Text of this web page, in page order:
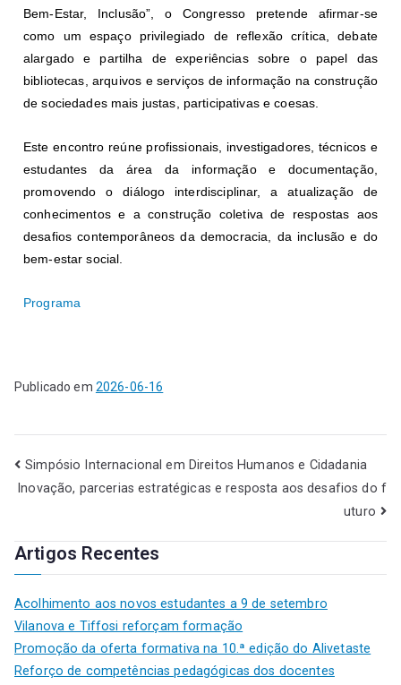
Bem-Estar, Inclusão”, o Congresso pretende afirmar-se
como um espaço privilegiado de reflexão crítica, debate
alargado e partilha de experiências sobre o papel das
bibliotecas, arquivos e serviços de informação na construção
de sociedades mais justas, participativas e coesas.
Este encontro reúne profissionais, investigadores, técnicos e
estudantes da área da informação e documentação,
promovendo o diálogo interdisciplinar, a atualização de
conhecimentos e a construção coletiva de respostas aos
desafios contemporâneos da democracia, da inclusão e do
bem-estar social.
Programa
Publicado em 2026-06-16
Simpósio Internacional em Direitos Humanos e Cidadania
Inovação, parcerias estratégicas e resposta aos desafios do f
uturo
Artigos Recentes
Acolhimento aos novos estudantes a 9 de setembro
Vilanova e Tiffosi reforçam formação
Promoção da oferta formativa na 10.ª edição do Alivetaste
Reforço de competências pedagógicas dos docentes